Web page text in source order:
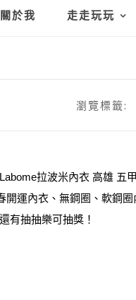
關於我 走走玩玩
瀏覽標籤: